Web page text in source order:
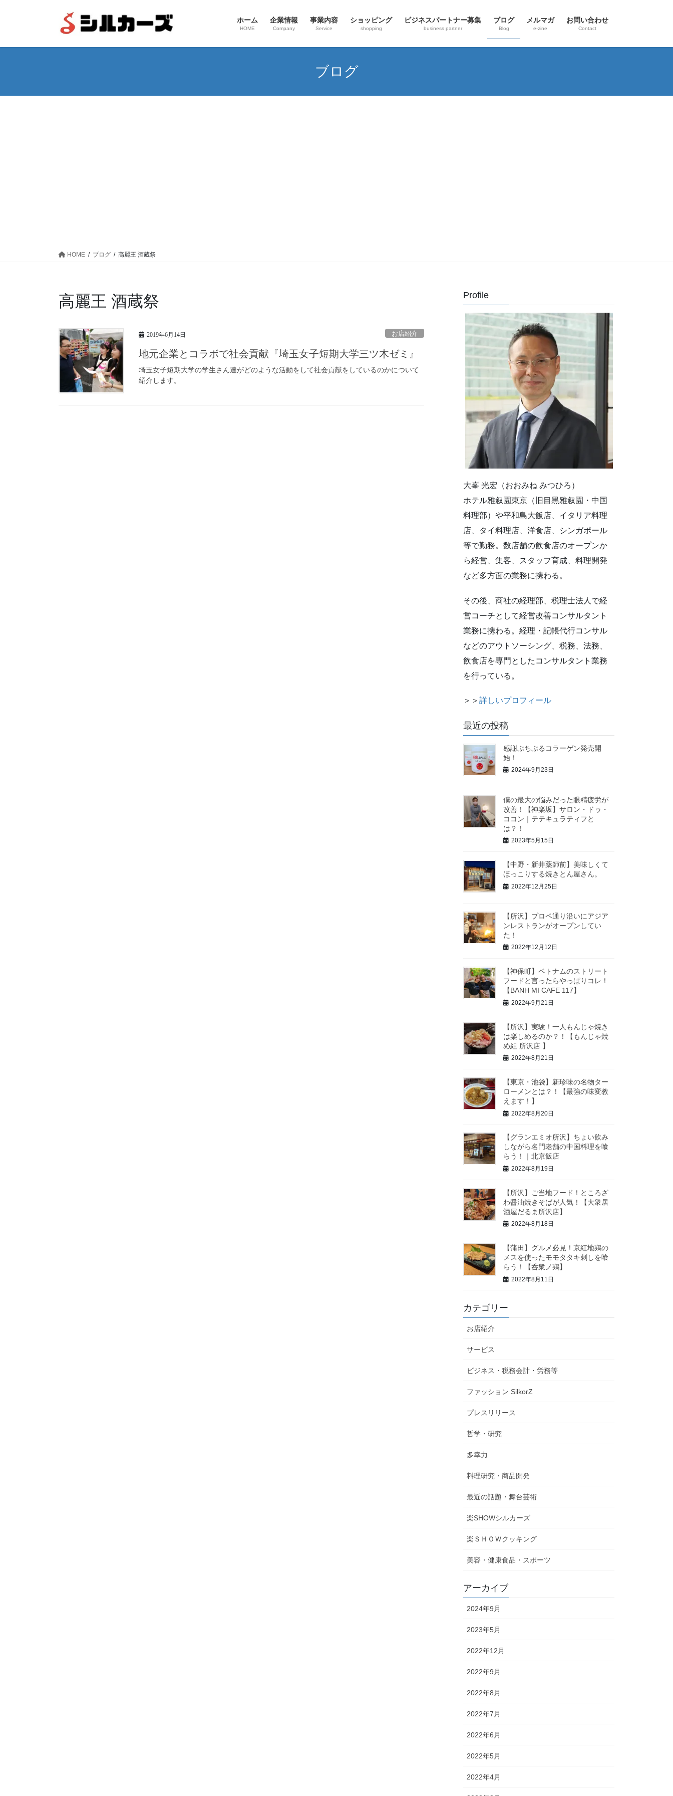
ホーム
HOME
企業情報
Company
事業内容
Service
ショッピング
shopping
ビジネスパートナー募集
business partner
ブログ
Blog
メルマガ
e-zine
お問い合わせ
Contact
ブログ
HOME ブログ 高麗王 酒蔵祭
高麗王 酒蔵祭
2019年6月14日 お店紹介
地元企業とコラボで社会貢献『埼玉女子短期大学三ツ木ゼミ』
埼玉女子短期大学の学生さん達がどのような活動をして社会貢献をしているのかについて
紹介します。
Profile
大峯 光宏（おおみね みつひろ）
ホテル雅叙園東京（旧目黒雅叙園・中国
料理部）や平和島大飯店、イタリア料理
店、タイ料理店、洋食店、シンガポール
等で勤務。数店舗の飲食店のオープンか
ら経営、集客、スタッフ育成、料理開発
など多方面の業務に携わる。
その後、商社の経理部、税理士法人で経
営コーチとして経営改善コンサルタント
業務に携わる。経理・記帳代行コンサル
などのアウトソーシング、税務、法務、
飲食店を専門としたコンサルタント業務
を行っている。
＞＞詳しいプロフィール
最近の投稿
感謝ぷちぷるコラーゲン発売開
始！
2024年9月23日
僕の最大の悩みだった眼精疲労が
改善！【神楽坂】サロン・ドゥ・
ココン｜テテキュラティフと
は？！
2023年5月15日
【中野・新井薬師前】美味しくて
ほっこりする焼きとん屋さん。
2022年12月25日
【所沢】プロペ通り沿いにアジア
ンレストランがオープンしてい
た！
2022年12月12日
【神保町】ベトナムのストリート
フードと言ったらやっぱりコレ！
【BANH MI CAFE 117】
2022年9月21日
【所沢】実験！一人もんじゃ焼き
は楽しめるのか？！【もんじゃ焼
め組 所沢店 】
2022年8月21日
【東京・池袋】新珍味の名物ター
ローメンとは？！【最強の味変教
えます！】
2022年8月20日
【グランエミオ所沢】ちょい飲み
しながら名門老舗の中国料理を喰
らう！｜北京飯店
2022年8月19日
【所沢】ご当地フード！ところざ
わ醤油焼きそばが人気！【大衆居
酒屋だるま所沢店】
2022年8月18日
【蒲田】グルメ必見！京紅地鶏の
メスを使ったモモタタキ刺しを喰
らう！【呑衆ノ鶏】
2022年8月11日
カテゴリー
お店紹介
サービス
ビジネス・税務会計・労務等
ファッション SilkorZ
プレスリリース
哲学・研究
多幸力
料理研究・商品開発
最近の話題・舞台芸術
楽SHOWシルカーズ
楽ＳＨＯＷクッキング
美容・健康食品・スポーツ
アーカイブ
2024年9月
2023年5月
2022年12月
2022年9月
2022年8月
2022年7月
2022年6月
2022年5月
2022年4月